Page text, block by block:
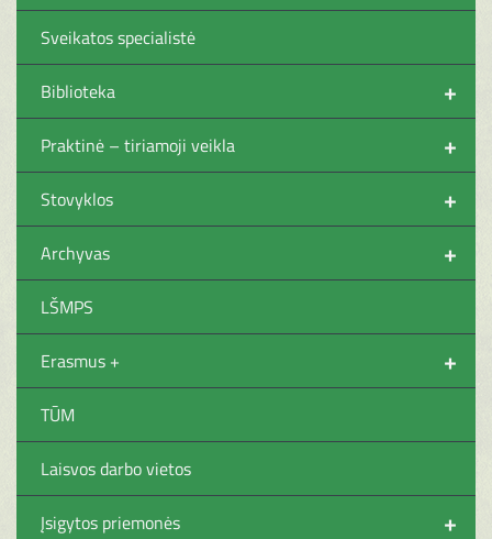
Sveikatos specialistė
+
Biblioteka
+
Praktinė – tiriamoji veikla
+
Stovyklos
+
Archyvas
LŠMPS
+
Erasmus +
TŪM
Laisvos darbo vietos
+
Įsigytos priemonės